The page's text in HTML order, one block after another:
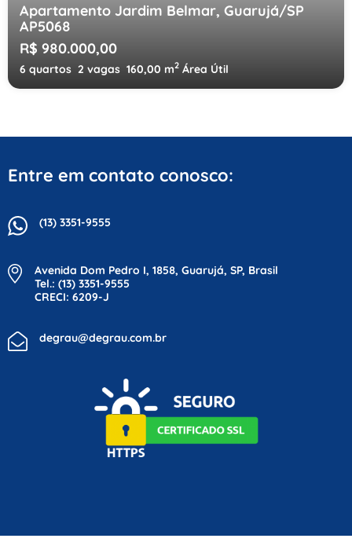
Apartamento Jardim Belmar, Guarujá/SP
AP5068
R$ 980.000,00
6 quartos 2 vagas 160,00 m2 Área Útil
Entre em contato conosco:
(13) 3351-9555
Avenida Dom Pedro I, 1858, Guarujá, SP, Brasil
Tel.: (13) 3351-9555
CRECI: 6209-J
degrau@degrau.com.br